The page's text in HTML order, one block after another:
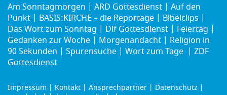
Am Sonntagmorgen ARD Gottesdienst
Auf den
Punkt
BASIS:KIRCHE – die Reportage
Bibelclips
Das Wort zum Sonntag
Dlf Gottesdienst
Feiertag
Gedanken zur Woche
Morgenandacht
Religion in
90 Sekunden
Spurensuche Wort zum Tage
ZDF
Gottesdienst
Impressum Kontakt Ansprechpartner
Datenschutz